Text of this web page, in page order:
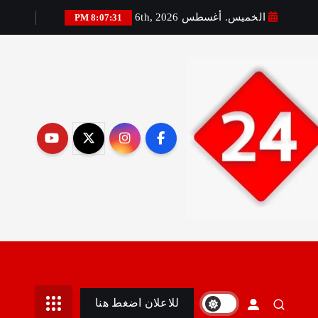
الخميس. أغسطس 6th, 2026 8:07:32 PM
أمين
للاعلان اضغط هنا